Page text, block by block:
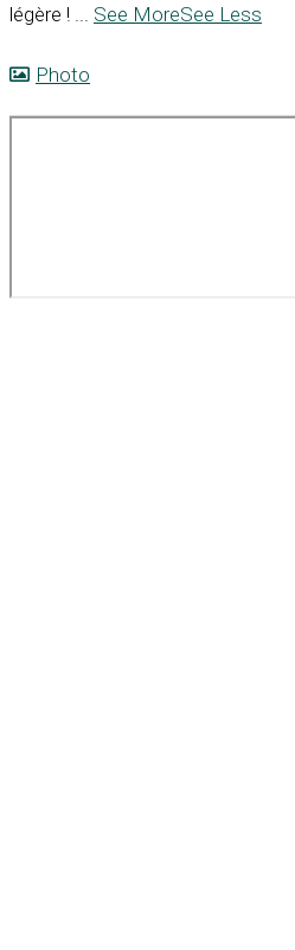
légère !
See MoreSee Less
Photo